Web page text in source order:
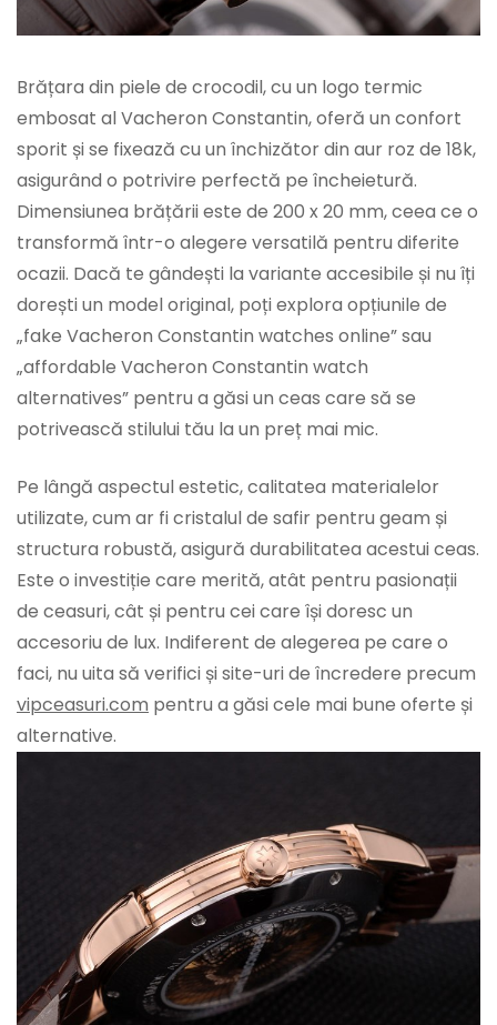
Brățara din piele de crocodil, cu un logo termic
embosat al Vacheron Constantin, oferă un confort
sporit și se fixează cu un închizător din aur roz de 18k,
asigurând o potrivire perfectă pe încheietură.
Dimensiunea brățării este de 200 x 20 mm, ceea ce o
transformă într-o alegere versatilă pentru diferite
ocazii. Dacă te gândești la variante accesibile și nu îți
dorești un model original, poți explora opțiunile de
„fake Vacheron Constantin watches online” sau
„affordable Vacheron Constantin watch
alternatives” pentru a găsi un ceas care să se
potrivească stilului tău la un preț mai mic.
Pe lângă aspectul estetic, calitatea materialelor
utilizate, cum ar fi cristalul de safir pentru geam și
structura robustă, asigură durabilitatea acestui ceas.
Este o investiție care merită, atât pentru pasionații
de ceasuri, cât și pentru cei care își doresc un
accesoriu de lux. Indiferent de alegerea pe care o
faci, nu uita să verifici și site-uri de încredere precum
vipceasuri.com pentru a găsi cele mai bune oferte și
alternative.